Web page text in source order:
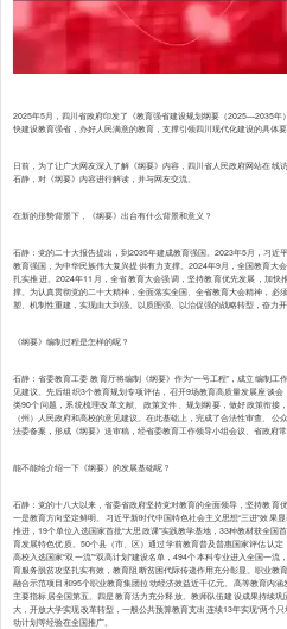
2025年5月，四川省政府印发了《教育强省建设规划纲要（2025—2035
快建设教育强省，办好人民满意的教育，支撑引领四川现代化建设的具体要
日前，为了让广大网友深入了解《纲要》内容，四川省人民政府网站在
石静，对《纲要》内容进行解读，并与网友交流。
在新的形势背景下，《纲要》出台有什么背景和意义？
石静：党的二十大报告提出，到2035年建成教育强国。2023年5月，习近
教育强国，为中华民族伟大复兴提供有力支撑。2024年9月，全国教育大
扎实推进。2024年11月，全省教育大会强调，坚持教育优先发展，加
撑。为认真贯彻党的二十大精神，全面落实全国、全省教育大会精神，必
塑、机制性重建，实现由大到强、以质图强、以治促强的战略转型，奋力
《纲要》编制过程是怎样的呢？
石静：省委教育工委 教育厅将编制《纲要》作为“一号工程”，成立编制
见建议。先后组织3个教育规划专项评估，召开9场教育高质量发展座谈
类90个问题，系统梳理改革文献、政策文件、规划纲要，做好政策衔
（州）人民政府和高校的意见建议。在此基础上，完成了合法性审查、
法委备案，形成《纲要》送审稿，经省委教育工作领导小组会议、省政府
能不能给介绍一下《纲要》的发展基础呢？
石静：党的十八大以来，省委省政府坚持党对教育的全面领导，坚持教育
一是教育方向坚定鲜明。习近平新时代中国特色社会主义思想“三进”效果
推进，19个单位入选国家首批“大思政课”实践教学基地，33种教材获全
育发展特色优质。50个县（市、区）通过学前教育普及普惠国家评估认
高校入选国家“双一流”“双高计划”建设名单，494个本科专业进入全国一
育服务脱贫攻坚扎实有效，教育阻断贫困代际传递作用充分彰显。职业
融合示范项目和95个职业教育集团拉动经济效益近千亿元。高等教育内
主要指标居全国第五。四是教育活力充分释放。教师队伍建设成果持续
大，开放大学实现改革转型，一般公共预算教育支出连续13年实现“两个
动计划等经验在全国推广。